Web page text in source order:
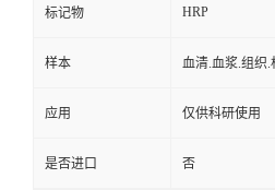
标记物 HRP
样本 血清.血浆.组织.
应用 仅供科研使用
是否进口 否